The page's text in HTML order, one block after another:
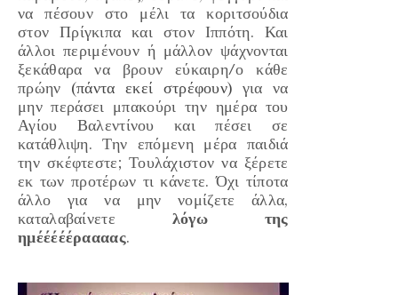
να πέσουν στο μέλι τα κοριτσούδια
στον Πρίγκιπα και στον Ιππότη. Και
άλλοι περιμένουν ή μάλλον ψάχνονται
ξεκάθαρα να βρουν εύκαιρη/ο κάθε
πρώην (πάντα εκεί στρέφουν) για να
μην περάσει μπακούρι την ημέρα του
Αγίου Βαλεντίνου και πέσει σε
κατάθλιψη. Την επόμενη μέρα παιδιά
την σκέφτεστε; Τουλάχιστον να ξέρετε
εκ των προτέρων τι κάνετε. Όχι τίποτα
άλλο για να μην νομίζετε άλλα,
καταλαβαίνετε λόγω της
ημέέέέέραααας.